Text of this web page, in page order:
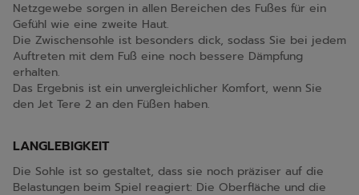
Netzgewebe sorgen in allen Bereichen des Fußes für ein
Gefühl wie eine zweite Haut.
Die Zwischensohle ist besonders dick, sodass Sie bei jedem
Auftreten mit dem Fuß eine noch bessere Dämpfung
erhalten.
Das Ergebnis ist ein unvergleichlicher Komfort, wenn Sie
den Jet Tere 2 an den Füßen haben.
LANGLEBIGKEIT
Die Sohle ist so gestaltet, dass sie noch präziser auf die
Belastungen beim Spiel reagiert: Die Oberfläche und die